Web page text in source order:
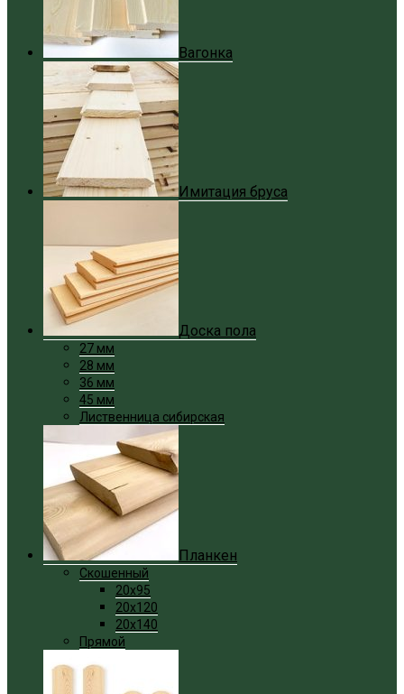
Вагонка
Имитация бруса
Доска пола
27 мм
28 мм
36 мм
45 мм
Лиственница сибирская
Планкен
Скошенный
20x95
20x120
20x140
Прямой